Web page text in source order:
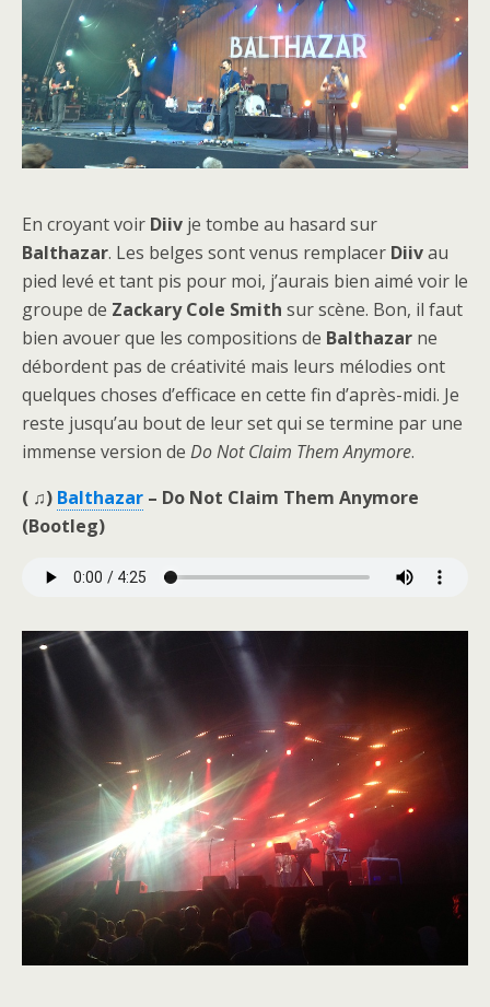
En croyant voir Diiv je tombe au hasard sur
Balthazar. Les belges sont venus remplacer Diivau
pied levé et tant pis pour moi, j’aurais bien aimé voir le
groupe de Zackary Cole Smith sur scène. Bon, il faut
bien avouer que les compositions de Balthazar ne
débordent pas de créativité mais leurs mélodies ont
quelques choses d’efficace en cette fin d’après-midi. Je
reste jusqu’au bout de leur set qui se termine par une
immense version de Do Not Claim Them Anymore.
( ♫) Balthazar – Do Not Claim Them Anymore
(Bootleg)